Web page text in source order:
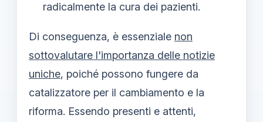
radicalmente la cura dei pazienti.
Di conseguenza, è essenziale non
sottovalutare l'importanza delle notizie
uniche, poiché possono fungere da
catalizzatore per il cambiamento e la
riforma. Essendo presenti e attenti,